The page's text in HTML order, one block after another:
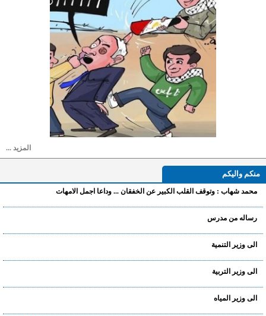
المزيد ...
منكم واليكم
محمد شهاب : وتوقف القلب الكبير عن الخفقان ... وداعا اجمل الامهات
رساله من مدرس
الى وزير التنمية
الى وزير التربية
الى وزير المياه